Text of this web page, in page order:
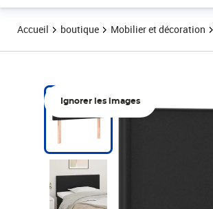
Accueil boutique Mobilier et décoration
Ignorer les images